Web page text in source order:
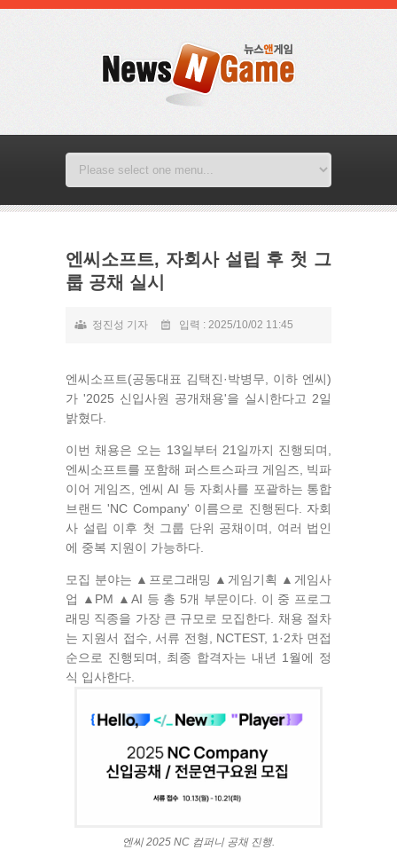
엔씨소프트, 자회사 설립 후 첫 그
룹 공채 실시
정진성 기자 입력 : 2025/10/02 11:45
엔씨소프트(공동대표 김택진·박병무, 이하 엔씨)
가 '2025 신입사원 공개채용'을 실시한다고 2일
밝혔다.
이번 채용은 오는 13일부터 21일까지 진행되며,
엔씨소프트를 포함해 퍼스트스파크 게임즈, 빅파
이어 게임즈, 엔씨 AI 등 자회사를 포괄하는 통합
브랜드 'NC Company' 이름으로 진행된다. 자회
사 설립 이후 첫 그룹 단위 공채이며, 여러 법인
에 중복 지원이 가능하다.
모집 분야는 ▲프로그래밍 ▲게임기획 ▲게임사
업 ▲PM ▲AI 등 총 5개 부문이다. 이 중 프로그
래밍 직종을 가장 큰 규모로 모집한다. 채용 절차
는 지원서 접수, 서류 전형, NCTEST, 1·2차 면접
순으로 진행되며, 최종 합격자는 내년 1월에 정
식 입사한다.
엔씨 2025 NC 컴퍼니 공채 진행.